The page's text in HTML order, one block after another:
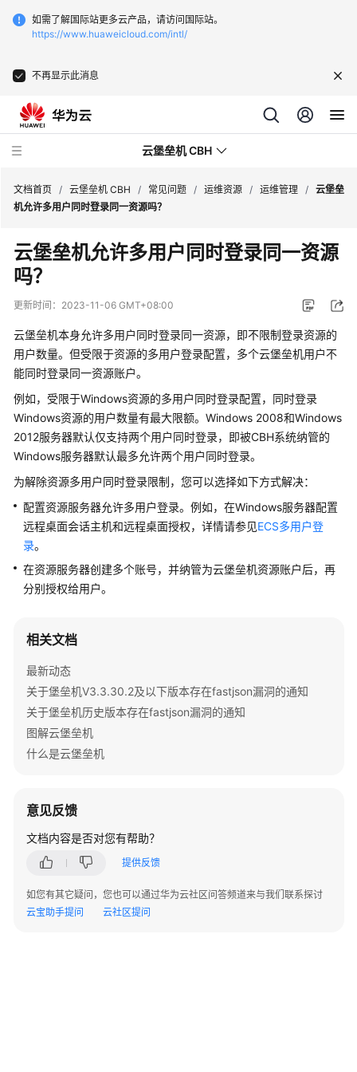
如需了解国际站更多云产品，请访问国际站。
https://www.huaweicloud.com/intl/
不再显示此消息
云堡垒机 CBH
最
新
态
服
公
告
产
品
绍
计
费
说
快
入
门
用
户
指
最
佳
API
文档首页 / 云堡垒机 CBH / 常见问题 / 运维资源 / 运维管理 / 云堡垒
机允许多用户同时登录同一资源吗？
云堡垒机允许多用户同时登录同一资源
吗？
更新时间： 2023-11-06 GMT+08:00
云堡垒机本身允许多用户同时登录同一资源，即不限制登录资源的
用户数量。但受限于资源的多用户登录配置，多个云堡垒机用户不
能同时登录同一资源账户。
例如，受限于Windows资源的多用户同时登录配置，同时登录
Windows资源的用户数量有最大限额。Windows 2008和Windows
2012服务器默认仅支持两个用户同时登录，即被CBH系统纳管的
Windows服务器默认最多允许两个用户同时登录。
为解除资源多用户同时登录限制，您可以选择如下方式解决：
配置资源服务器允许多用户登录。例如，在Windows服务器配置
远程桌面会话主机和远程桌面授权，详情请参见ECS多用户登
录。
在资源服务器创建多个账号，并纳管为云堡垒机资源账户后，再
分别授权给用户。
相关文档
最新动态
关于堡垒机V3.3.30.2及以下版本存在fastjson漏洞的通知
关于堡垒机历史版本存在fastjson漏洞的通知
图解云堡垒机
什么是云堡垒机
意见反馈
文档内容是否对您有帮助？
提供反馈
如您有其它疑问，您也可以通过华为云社区问答频道来与我们联系探讨
云宝助手提问
云社区提问